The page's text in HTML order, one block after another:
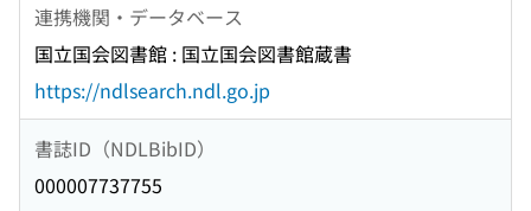
連携機関・データベース
国立国会図書館 : 国立国会図書館蔵書
https://ndlsearch.ndl.go.jp
書誌ID（NDLBibID）
000007737755